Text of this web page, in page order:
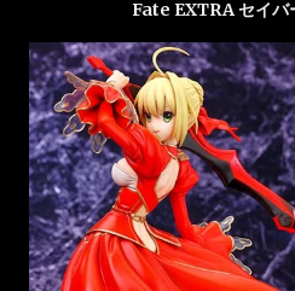
Fate EXTRA セイバ